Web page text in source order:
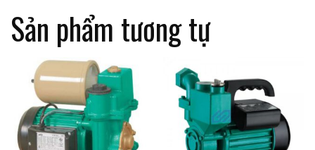
Sản phẩm tương tự